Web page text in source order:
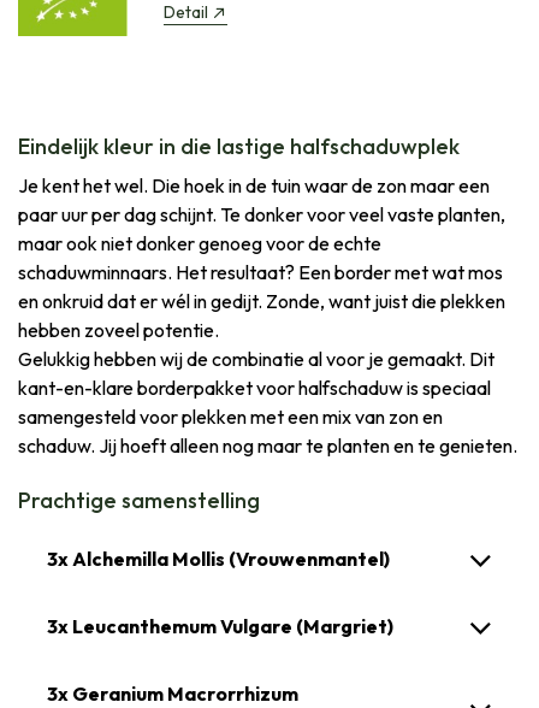
Detail
Eindelijk kleur in die lastige halfschaduwplek
Je kent het wel. Die hoek in de tuin waar de zon maar een
paar uur per dag schijnt. Te donker voor veel vaste planten,
maar ook niet donker genoeg voor de echte
schaduwminnaars. Het resultaat? Een border met wat mos
en onkruid dat er wél in gedijt. Zonde, want juist die plekken
hebben zoveel potentie.
Gelukkig hebben wij de combinatie al voor je gemaakt. Dit
kant-en-klare borderpakket voor halfschaduw is speciaal
samengesteld voor plekken met een mix van zon en
schaduw. Jij hoeft alleen nog maar te planten en te genieten.
Prachtige samenstelling
3x Alchemilla Mollis (Vrouwenmantel)
3x Leucanthemum Vulgare (Margriet)
3x Geranium Macrorrhizum